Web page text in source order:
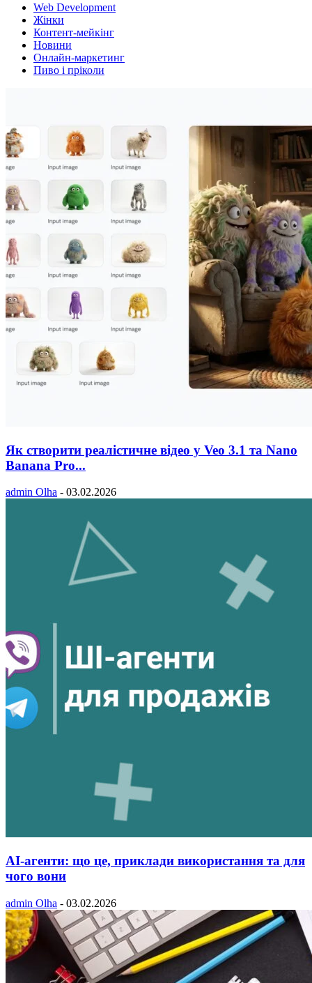
Web Development
Жінки
Контент-мейкінг
Новини
Онлайн-маркетинг
Пиво і пріколи
Як створити реалістичне відео у Veo 3.1 та Nano
Banana Pro...
admin Olha - 03.02.2026
AI-агенти: що це, приклади використання та для
чого вони
admin Olha - 03.02.2026